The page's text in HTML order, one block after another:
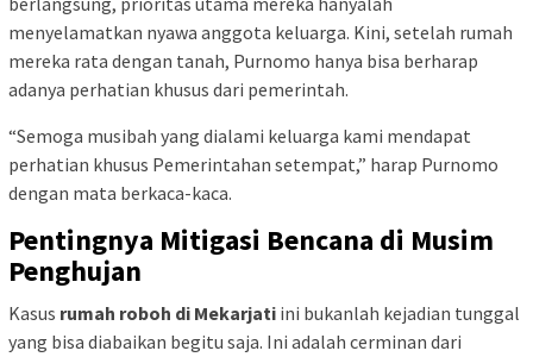
menyelamatkan nyawa anggota keluarga. Kini, setelah rumah
mereka rata dengan tanah, Purnomo hanya bisa berharap
adanya perhatian khusus dari pemerintah.
“Semoga musibah yang dialami keluarga kami mendapat
perhatian khusus Pemerintahan setempat,” harap Purnomo
dengan mata berkaca-kaca.
Pentingnya Mitigasi Bencana di Musim
Penghujan
Kasus rumah roboh di Mekarjati ini bukanlah kejadian tunggal
yang bisa diabaikan begitu saja. Ini adalah cerminan dari